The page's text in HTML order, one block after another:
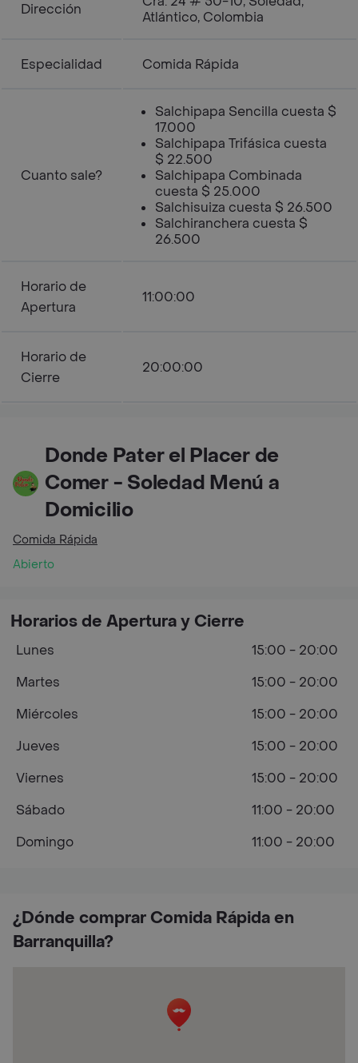
Dirección
Atlántico, Colombia
Especialidad Comida Rápida
Cuanto sale?
Salchipapa Sencilla cuesta $
17.000
Salchipapa Trifásica cuesta
$ 22.500
Salchipapa Combinada
cuesta $ 25.000
Salchisuiza cuesta $ 26.500
Salchiranchera cuesta $
26.500
Horario de
Apertura
11:00:00
Horario de
Cierre
20:00:00
Donde Pater el Placer de
Comer - Soledad Menú a
Domicilio
Comida Rápida
Abierto
¿Dónde comprar Comida Rápida en
Barranquilla?
Horarios de Apertura y Cierre
Lunes
15:00 - 20:00
Martes
15:00 - 20:00
Miércoles
15:00 - 20:00
Jueves
15:00 - 20:00
Viernes
15:00 - 20:00
Sábado
11:00 - 20:00
Domingo
11:00 - 20:00